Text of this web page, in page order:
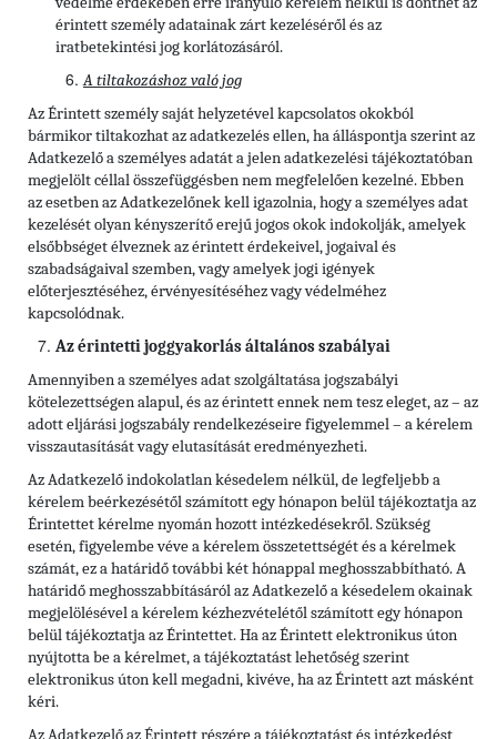
érintett személy adatainak zárt kezeléséről és az
iratbetekintési jog korlátozásáról.
A tiltakozáshoz való jog
Az Érintett személy saját helyzetével kapcsolatos okokból
bármikor tiltakozhat az adatkezelés ellen, ha álláspontja szerint az
Adatkezelő a személyes adatát a jelen adatkezelési tájékoztatóban
megjelölt céllal összefüggésben nem megfelelően kezelné. Ebben
az esetben az Adatkezelőnek kell igazolnia, hogy a személyes adat
kezelését olyan kényszerítő erejű jogos okok indokolják, amelyek
elsőbbséget élveznek az érintett érdekeivel, jogaival és
szabadságaival szemben, vagy amelyek jogi igények
előterjesztéséhez, érvényesítéséhez vagy védelméhez
kapcsolódnak.
Az érintetti joggyakorlás általános szabályai
Amennyiben a személyes adat szolgáltatása jogszabályi
kötelezettségen alapul, és az érintett ennek nem tesz eleget, az – az
adott eljárási jogszabály rendelkezéseire figyelemmel – a kérelem
visszautasítását vagy elutasítását eredményezheti.
Az Adatkezelő indokolatlan késedelem nélkül, de legfeljebb a
kérelem beérkezésétől számított egy hónapon belül tájékoztatja az
Érintettet kérelme nyomán hozott intézkedésekről. Szükség
esetén, figyelembe véve a kérelem összetettségét és a kérelmek
számát, ez a határidő további két hónappal meghosszabbítható. A
határidő meghosszabbításáról az Adatkezelő a késedelem okainak
megjelölésével a kérelem kézhezvételétől számított egy hónapon
belül tájékoztatja az Érintettet. Ha az Érintett elektronikus úton
nyújtotta be a kérelmet, a tájékoztatást lehetőség szerint
elektronikus úton kell megadni, kivéve, ha az Érintett azt másként
kéri.
Az Adatkezelő az Érintett részére a tájékoztatást és intézkedést